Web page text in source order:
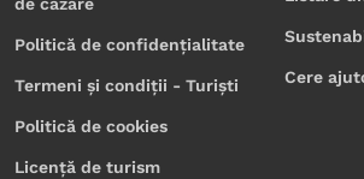
Politică de confidențialitate
Termeni și condiții - Turiști
Politică de cookies
Licență de turism
Cere